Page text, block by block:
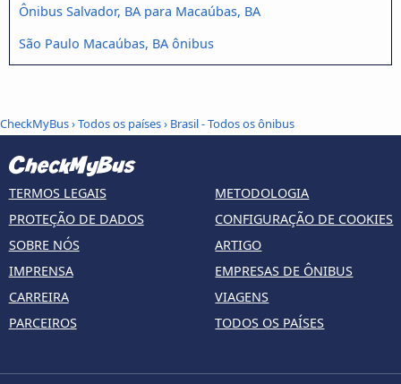
Ônibus Salvador, BA para Macaúbas, BA
São Paulo Macaúbas, BA ônibus
CheckMyBus›Todos os países› Brasil - Todos os ônibus
TERMOS LEGAIS
PROTEÇÃO DE DADOS
SOBRE NÓS
IMPRENSA
CARREIRA
PARCEIROS
METODOLOGIA
CONFIGURAÇÃO DE COOKIES
ARTIGO
EMPRESAS DE ÔNIBUS
VIAGENS
TODOS OS PAÍSES